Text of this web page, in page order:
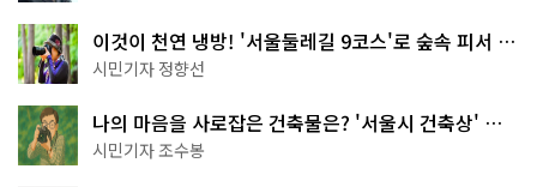
이것이 천연 냉방! '서울둘레길 9코스'로 숲속 피서 떠
나볼까
시민기자 정향선
나의 마음을 사로잡은 건축물은? '서울시 건축상' 수
상작 공개!
시민기자 조수봉